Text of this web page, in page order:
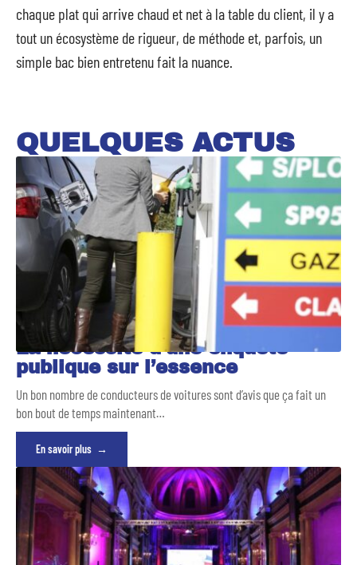
chaque plat qui arrive chaud et net à la table du client, il y a
tout un écosystème de rigueur, de méthode et, parfois, un
simple bac bien entretenu fait la nuance.
QUELQUES ACTUS
La nécessité d’une enquête
publique sur l’essence
Un bon nombre de conducteurs de voitures sont d’avis que ça fait un
bon bout de temps maintenant…
En savoir plus